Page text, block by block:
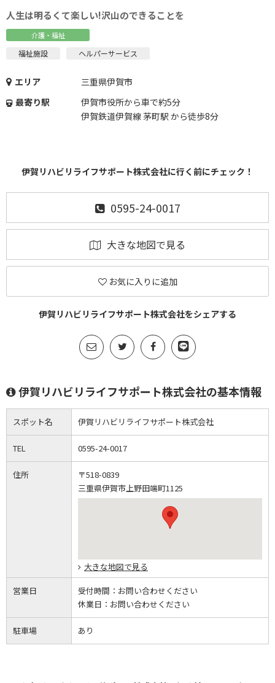
人生は明るくて楽しい!沢山のできることを
介護・福祉
福祉施設 ヘルパーサービス
エリア
三重県伊賀市
最寄り駅
伊賀市役所から車で約5分
伊賀鉄道伊賀線 茅町駅 から徒歩8分
伊賀リハビリライフサポート株式会社に行く前にチェック！
0595-24-0017
大きな地図で見る
お気に入りに追加
伊賀リハビリライフサポート株式会社をシェアする
伊賀リハビリライフサポート株式会社の基本情報
スポット名 伊賀リハビリライフサポート株式会社
TEL 0595-24-0017
住所
〒518-0839
三重県伊賀市上野田端町1125
大きな地図で見る
営業日 受付時間： お問い合わせください
休業日： お問い合わせください
駐車場 あり